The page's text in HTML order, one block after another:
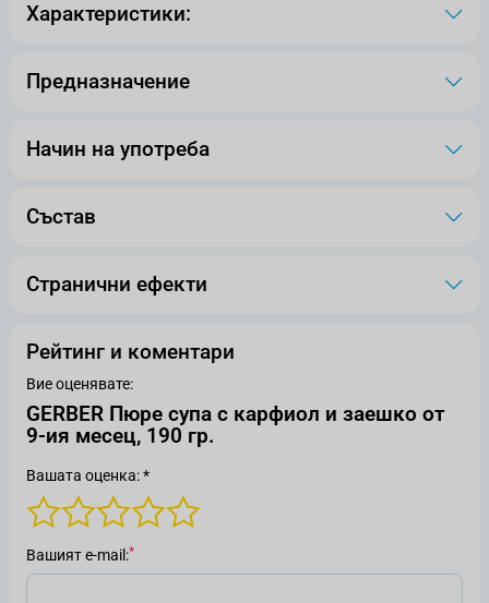
Характеристики:
Предназначение
Начин на употреба
Състав
Странични ефекти
Рейтинг и коментари
Вие оценявате:
GERBER Пюре супа с карфиол и заешко от
9-ия месец, 190 гр.
Вашата оценка: *
Вашият е-mail